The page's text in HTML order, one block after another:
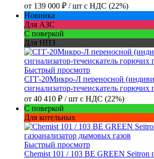
от 139 000 ₽ / шт с НДС (22%)
Новинка
Для АЗС
С поверкой
Для НПЗ
Быстрый просмотр
СГГ-20Микро-Л переносной
сигнализатор-течеискатель
от 40 410 ₽ / шт с НДС (22%)
С поверкой
Для котельных
Быстрый просмотр
Chemist 101 / 103 BE GREEN Seitron